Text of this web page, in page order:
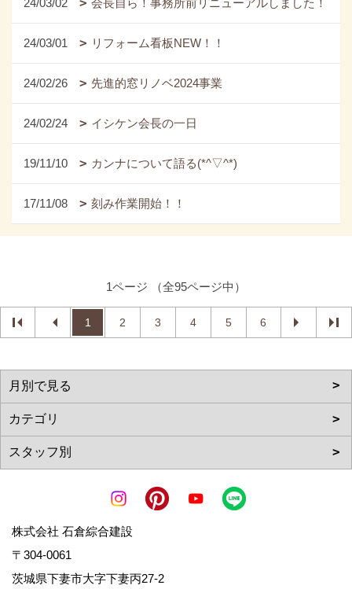
24/03/01 リフォーム看板NEW！！
24/02/26 先進的窓リノベ2024事業
24/02/24 イシケン会長の一日
19/11/10 カンナについて語る(*^▽^*)
17/11/08 刻み作業開始！！
1ページ （全95ページ中）
1 2 3 4 5 6
株式会社 石倉綜合建設
〒304-0061
茨城県下妻市大字下妻丙27-2